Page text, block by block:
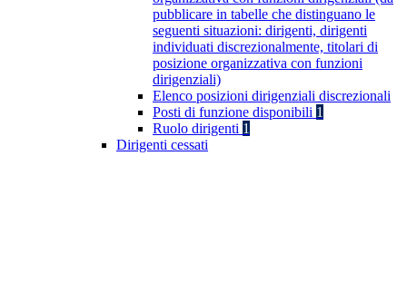
pubblicare in tabelle che distinguano le
seguenti situazioni: dirigenti, dirigenti
individuati discrezionalmente, titolari di
posizione organizzativa con funzioni
dirigenziali)
Elenco posizioni dirigenziali discrezionali
Posti di funzione disponibili 1
Ruolo dirigenti 1
Dirigenti cessati